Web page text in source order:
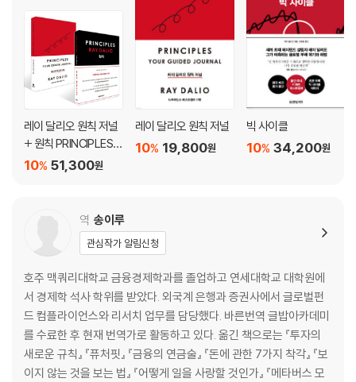
파트 3 : 부채 위기 48가지 사례 연구
레이 달리오 원칙 저널
+ 원칙 PRINCIPLES
세트 51,300원
10%
레이 달리오 원칙 저널
19,800원
10%
빅 사이클
34,200원
10%
역 송이루
관심작가 알림신청
호주 맥쿼리대학교 금융경제학과를 졸업하고 연세대학교 대학원에
서 경제학 석사 학위를 받았다. 외국계 은행과 증권사에서 글로벌펀
드 컴플라이언스와 리서치 업무를 담당했다. 바른번역 글밥아카데미
를 수료한 후 현재 번역가로 활동하고 있다. 옮긴 책으로는 『투자의
새로운 규칙』 『퓨처핏』 『금융의 연금술』 『돈에 관한 7가지 착각』 『보
이지 않는 것을 보는 법』 『어떻게 일을 사랑할 것인가』 『메타버스 모